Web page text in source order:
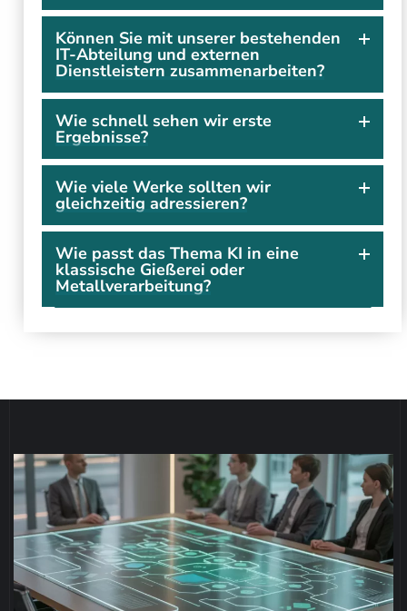
Können Sie mit unserer bestehenden
IT-Abteilung und externen
Dienstleistern zusammenarbeiten?
Wie schnell sehen wir erste
Ergebnisse?
Wie viele Werke sollten wir
gleichzeitig adressieren?
Wie passt das Thema KI in eine
klassische Gießerei oder
Metallverarbeitung?